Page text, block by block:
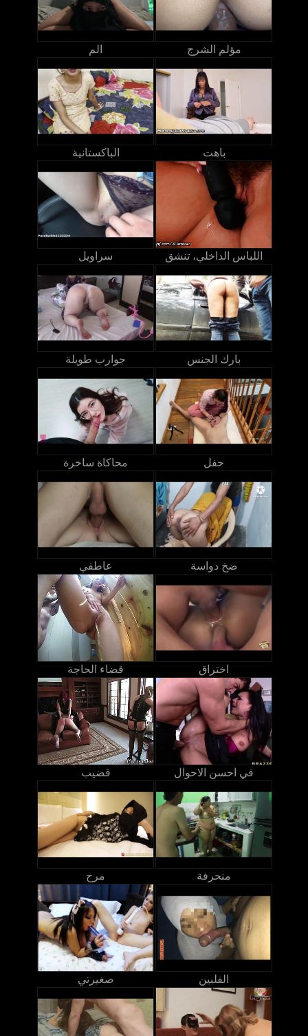
الم مؤلم الشرج
الباكستانية باهت
سراويل اللباس الداخلي، تنشق
جوارب طويلة بارك الجنس
محاكاة ساخرة حفل
عاطفي ضخ دواسة
قضاء الحاجة اختراق
قضيب في احسن الاحوال
مرح منحرفة
صغيرتي الفلبين